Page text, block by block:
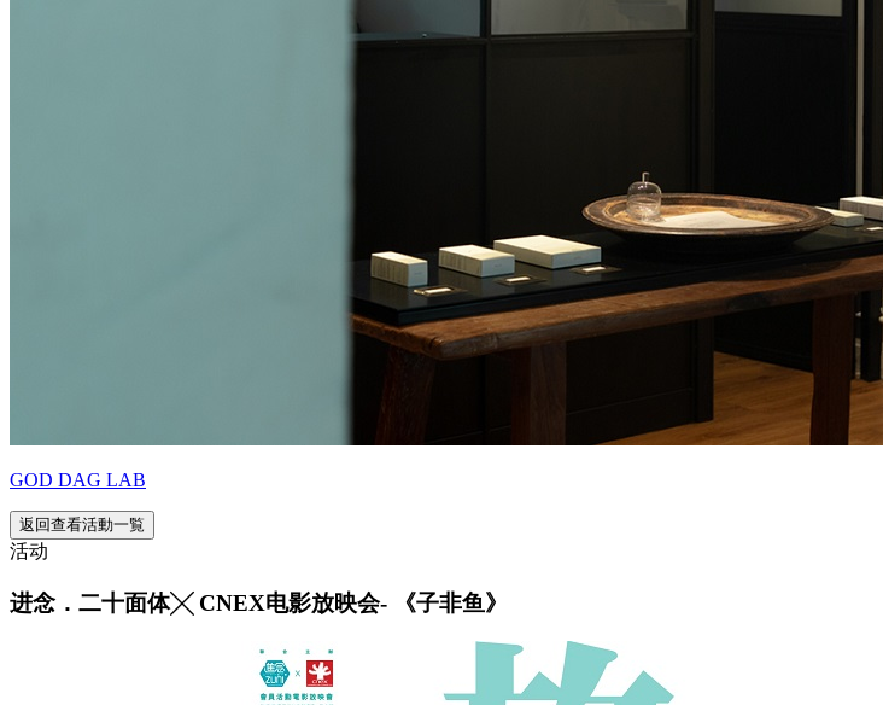
GOD DAG LAB
返回查看活動一覧
活动
进念．二十面体╳ CNEX电影放映会- 《子非鱼》